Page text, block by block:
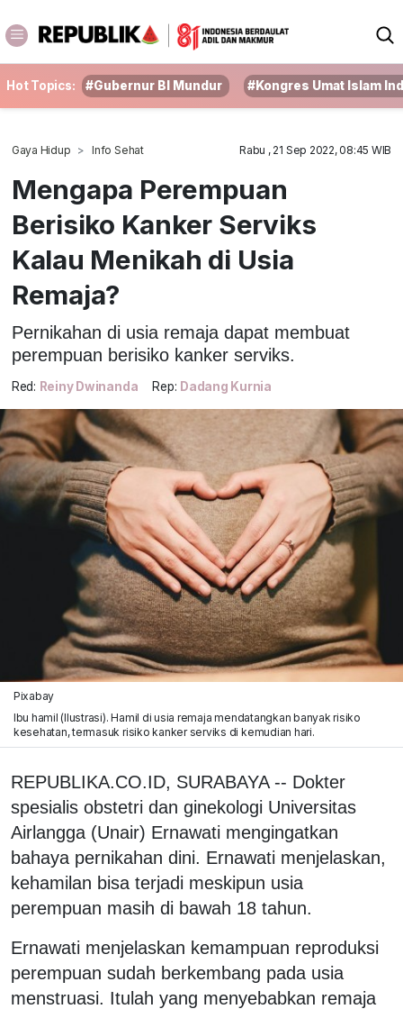
Hot Topics: #Gubernur BI Mundur #Kongres Umat Islam
Gaya Hidup Info Sehat Rabu , 21 Sep 2022, 08:45 WIB
Mengapa Perempuan
Berisiko Kanker Serviks
Kalau Menikah di Usia
Remaja?
Pernikahan di usia remaja dapat membuat
perempuan berisiko kanker serviks.
Red: Reiny Dwinanda Rep: Dadang Kurnia
Pixabay
Ibu hamil (Ilustrasi). Hamil di usia remaja mendatangkan banyak risiko
kesehatan, termasuk risiko kanker serviks di kemudian hari.
REPUBLIKA.CO.ID, SURABAYA -- Dokter
spesialis obstetri dan ginekologi Universitas
Airlangga (Unair) Ernawati mengingatkan
bahaya pernikahan dini. Ernawati menjelaskan,
kehamilan bisa terjadi meskipun usia
perempuan masih di bawah 18 tahun.
Ernawati menjelaskan kemampuan reproduksi
perempuan sudah berkembang pada usia
menstruasi. Itulah yang menyebabkan remaja